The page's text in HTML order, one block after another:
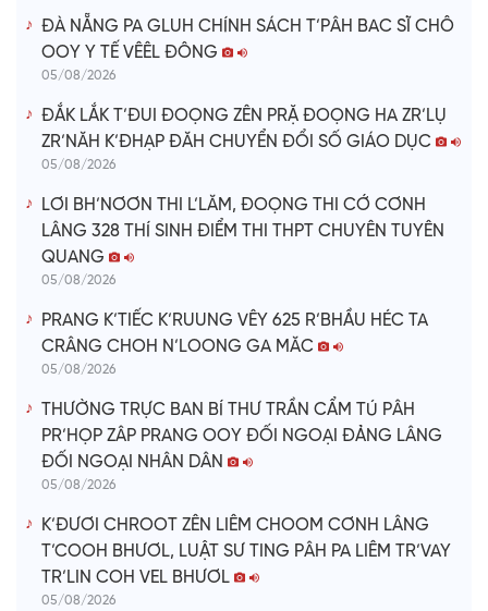
ĐÀ NẴNG PA GLUH CHÍNH SÁCH T’PÂH BAC SĨ CHÔ
OOY Y TẾ VÊÊL ĐÔNG
05/08/2026
ĐẮK LẮK T’ĐUI ĐOỌNG ZÊN PRẶ ĐOỌNG HA ZR’LỤ
ZR’NĂH K’ĐHẠP ĐĂH CHUYỂN ĐỔI SỐ GIÁO DỤC
05/08/2026
LƠI BH’NƠƠN THI L’LĂM, ĐOỌNG THI CỚ CƠNH
LÂNG 328 THÍ SINH ĐIỂM THI THPT CHUYÊN TUYÊN
QUANG
05/08/2026
PRANG K’TIẾC K’RUUNG VÊY 625 R’BHẦU HÉC TA
CRÂNG CHOH N’LOONG GA MĂC
05/08/2026
THƯỜNG TRỰC BAN BÍ THƯ TRẦN CẨM TÚ PÂH
PR’HỌP ZÂP PRANG OOY ĐỐI NGOẠI ĐẢNG LÂNG
ĐỐI NGOẠI NHÂN DÂN
05/08/2026
K’ĐƯƠI CHROOT ZÊN LIÊM CHOOM CƠNH LÂNG
T’COOH BHƯƠL, LUẬT SƯ TING PÂH PA LIÊM TR’VAY
TR’LIN COH VEL BHƯƠL
05/08/2026